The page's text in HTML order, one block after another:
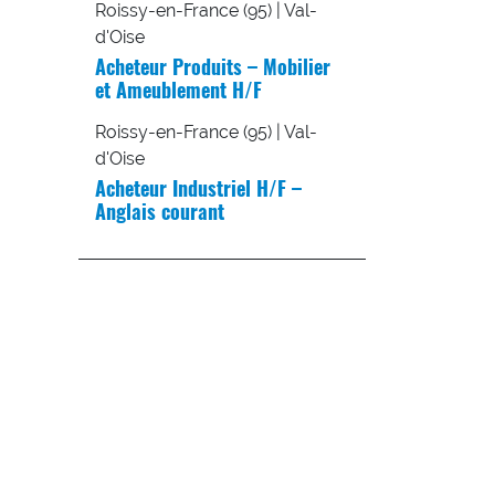
Roissy-en-France (95) | Val-
d'Oise
Acheteur Produits – Mobilier
et Ameublement H/F
Roissy-en-France (95) | Val-
d'Oise
Acheteur Industriel H/F –
Anglais courant